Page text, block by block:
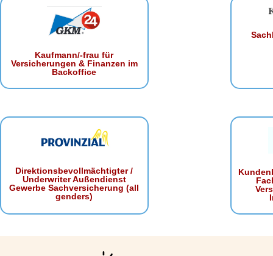
Kaufmann/-frau für
Versicherungen & Finanzen im
Backoffice
Direktionsbevollmächtigter /
Underwriter Außendienst
Gewerbe Sachversicherung (all
genders)